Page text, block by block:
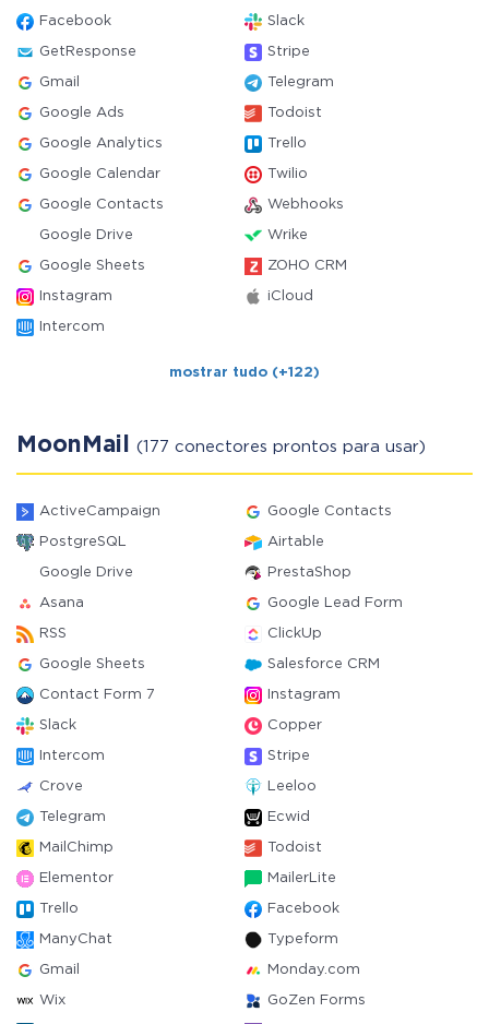
Facebook Slack
GetResponse Stripe
Gmail Telegram
Google Ads Todoist
Google Analytics Trello
Google Calendar Twilio
Google Contacts Webhooks
Google Drive Wrike
Google Sheets ZOHO CRM
Instagram iCloud
Intercom
mostrar tudo (+122)
MoonMail (177 conectores prontos para usar)
ActiveCampaign Google Contacts
PostgreSQL Airtable
Google Drive PrestaShop
Asana Google Lead Form
RSS ClickUp
Google Sheets Salesforce CRM
Contact Form 7 Instagram
Slack Copper
Intercom Stripe
Crove Leeloo
Telegram Ecwid
MailChimp Todoist
Elementor MailerLite
Trello Facebook
ManyChat Typeform
Gmail Monday.com
Wix GoZen Forms